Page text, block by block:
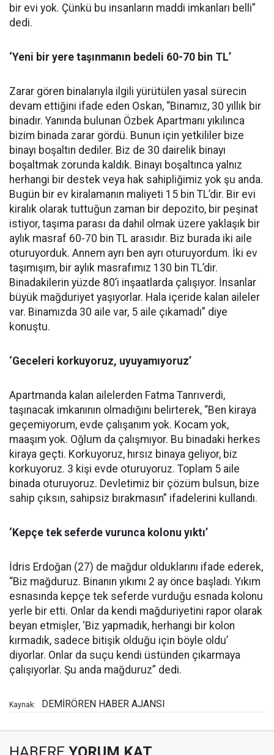
bir evi yok. Çünkü bu insanların maddi imkanları belli”
dedi.
‘Yeni bir yere taşınmanın bedeli 60-70 bin TL’
Zarar gören binalarıyla ilgili yürütülen yasal sürecin
devam ettiğini ifade eden Oskan, “Binamız, 30 yıllık bir
binadır. Yanında bulunan Özbek Apartmanı yıkılınca
bizim binada zarar gördü. Bunun için yetkililer bize
binayı boşaltın dediler. Biz de 30 dairelik binayı
boşaltmak zorunda kaldık. Binayı boşaltınca yalnız
herhangi bir destek veya hak sahipliğimiz yok şu anda.
Bugün bir ev kiralamanın maliyeti 15 bin TL’dir. Bir evi
kiralık olarak tuttuğun zaman bir depozito, bir peşinat
istiyor, taşıma parası da dahil olmak üzere yaklaşık bir
aylık masraf 60-70 bin TL arasıdır. Biz burada iki aile
oturuyorduk. Annem ayrı ben ayrı oturuyordum. İki ev
taşımışım, bir aylık masrafımız 130 bin TL’dir.
Binadakilerin yüzde 80’i inşaatlarda çalışıyor. İnsanlar
büyük mağduriyet yaşıyorlar. Hala içeride kalan aileler
var. Binamızda 30 aile var, 5 aile çıkamadı” diye
konuştu.
‘Geceleri korkuyoruz, uyuyamıyoruz’
Apartmanda kalan ailelerden Fatma Tanrıverdi,
taşınacak imkanının olmadığını belirterek, “Ben kiraya
geçemiyorum, evde çalışanım yok. Kocam yok,
maaşım yok. Oğlum da çalışmıyor. Bu binadaki herkes
kiraya geçti. Korkuyoruz, hırsız binaya geliyor, biz
korkuyoruz. 3 kişi evde oturuyoruz. Toplam 5 aile
binada oturuyoruz. Devletimiz bir çözüm bulsun, bize
sahip çıksın, sahipsiz bırakmasın” ifadelerini kullandı.
‘Kepçe tek seferde vurunca kolonu yıktı’
İdris Erdoğan (27) de mağdur olduklarını ifade ederek,
“Biz mağduruz. Binanın yıkımı 2 ay önce başladı. Yıkım
esnasında kepçe tek seferde vurduğu esnada kolonu
yerle bir etti. Onlar da kendi mağduriyetini rapor olarak
beyan etmişler, ‘Biz yapmadık, herhangi bir kolon
kırmadık, sadece bitişik olduğu için böyle oldu’
diyorlar. Onlar da suçu kendi üstünden çıkarmaya
çalışıyorlar. Şu anda mağduruz” dedi.
Kaynak: DEMİRÖREN HABER AJANSI